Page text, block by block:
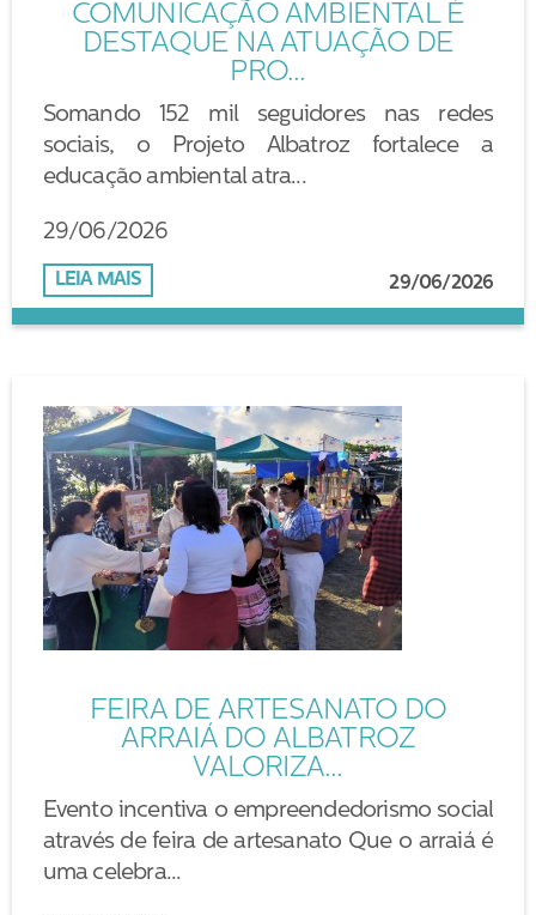
COMUNICAÇÃO AMBIENTAL É
DESTAQUE NA ATUAÇÃO DE
PRO...
Somando 152 mil seguidores nas redes
sociais, o Projeto Albatroz fortalece a
educação ambiental atra...
29/06/2026
29/06/2026
LEIA MAIS
FEIRA DE ARTESANATO DO
ARRAIÁ DO ALBATROZ
VALORIZA...
Evento incentiva o empreendedorismo social
através de feira de artesanato Que o arraiá é
uma celebra...